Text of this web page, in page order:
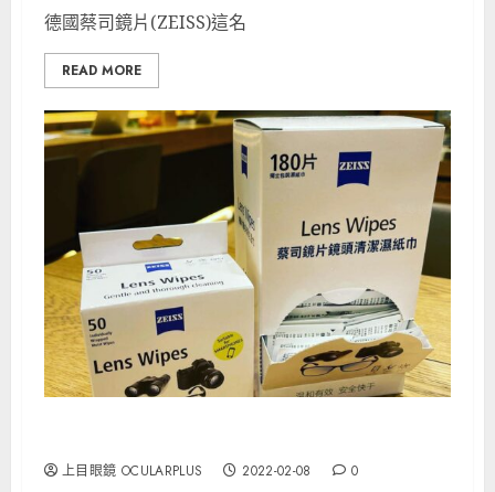
德國蔡司鏡片(ZEISS)這名
READ MORE
上目眼鏡 OCULARPLUS 2022-02-08 0